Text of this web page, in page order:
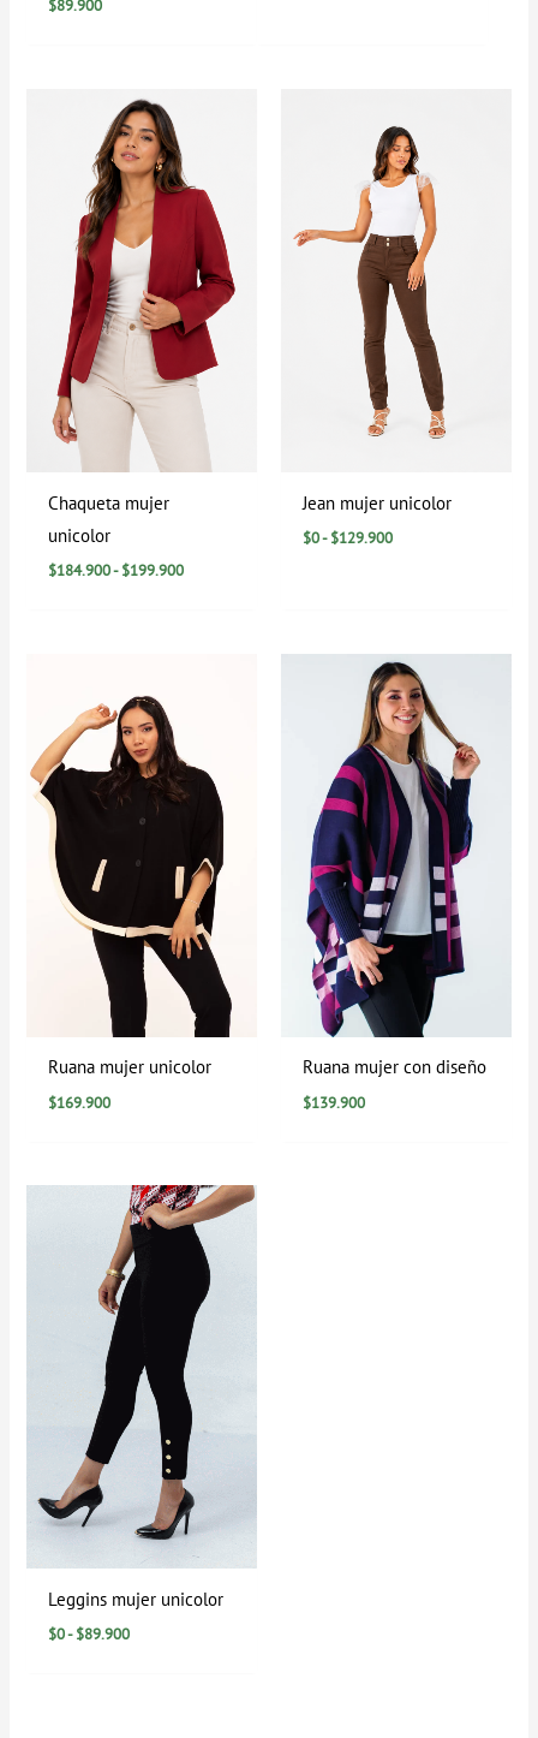
$89.900
Chaqueta mujer
unicolor
$184.900- $199.900
desde
$184.900
hasta
$199.900
Jean mujer unicolor
$0- $129.900
precios:
desde
$0
hasta
$129.900
Ruana mujer unicolor
$169.900
Ruana mujer con diseño
$139.900
Leggins mujer unicolor
$0- $89.900
Rango
de
precios:
desde
$0